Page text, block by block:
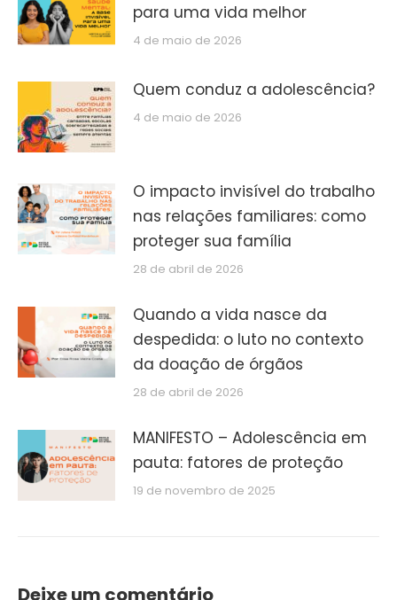
para uma vida melhor
4 de maio de 2026
Quem conduz a adolescência?
4 de maio de 2026
O impacto invisível do trabalho
nas relações familiares: como
proteger sua família
28 de abril de 2026
Quando a vida nasce da
despedida: o luto no contexto
da doação de órgãos
28 de abril de 2026
MANIFESTO – Adolescência em
pauta: fatores de proteção
19 de novembro de 2025
Deixe um comentário